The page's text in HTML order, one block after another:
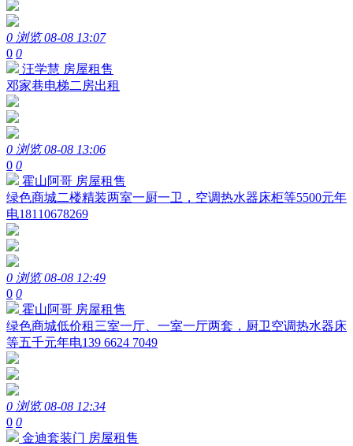
0 浏览 08-08 13:07
0 0
汪学慧 房屋租售
邓家巷电梯二房出租
0 浏览 08-08 13:06
0 0
霍山阿哥 房屋租售
绿色商城二楼精装两室一厨一卫，空调热水器床柜等5500元年
电18110678269
0 浏览 08-08 12:49
0 0
霍山阿哥 房屋租售
绿色商城低价租三室一厅、一室一厅两套，厨卫空调热水器床
等五千元年电139 6624 7049
0 浏览 08-08 12:34
0 0
金迪套装门 房屋租售